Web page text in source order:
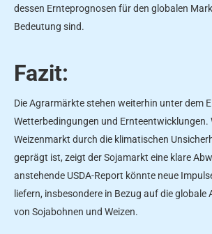
dessen Ernteprognosen für den globalen
Bedeutung sind.
Fazit:
Die Agrarmärkte stehen weiterhin unter dem
Wetterbedingungen und Ernteentwicklungen.
Weizenmarkt durch die klimatischen
geprägt ist, zeigt der Sojamarkt eine klare
anstehende USDA-Report könnte neue
liefern, insbesondere in Bezug auf die
von Sojabohnen und Weizen.